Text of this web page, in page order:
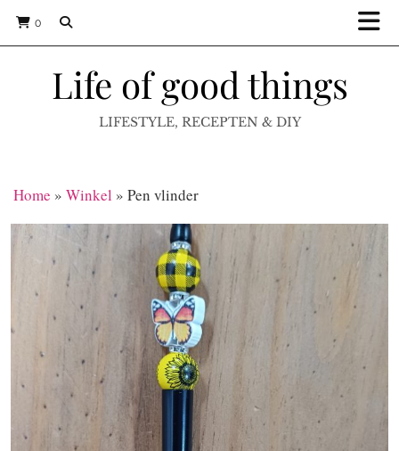
0
Life of good things
LIFESTYLE, RECEPTEN & DIY
Home » Winkel » Pen vlinder